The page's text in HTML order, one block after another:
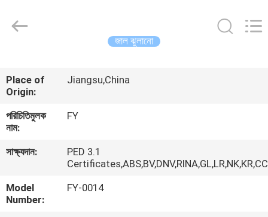
পণ্য
আমাদের
সম্পর্কে
Flange
জাল ঝুলানো
Place of
Origin:
Jiangsu,China
পরিচিতিমুলক
নাম:
FY
সাক্ষ্যদান:
PED 3.1
Model
Number:
FY-0014